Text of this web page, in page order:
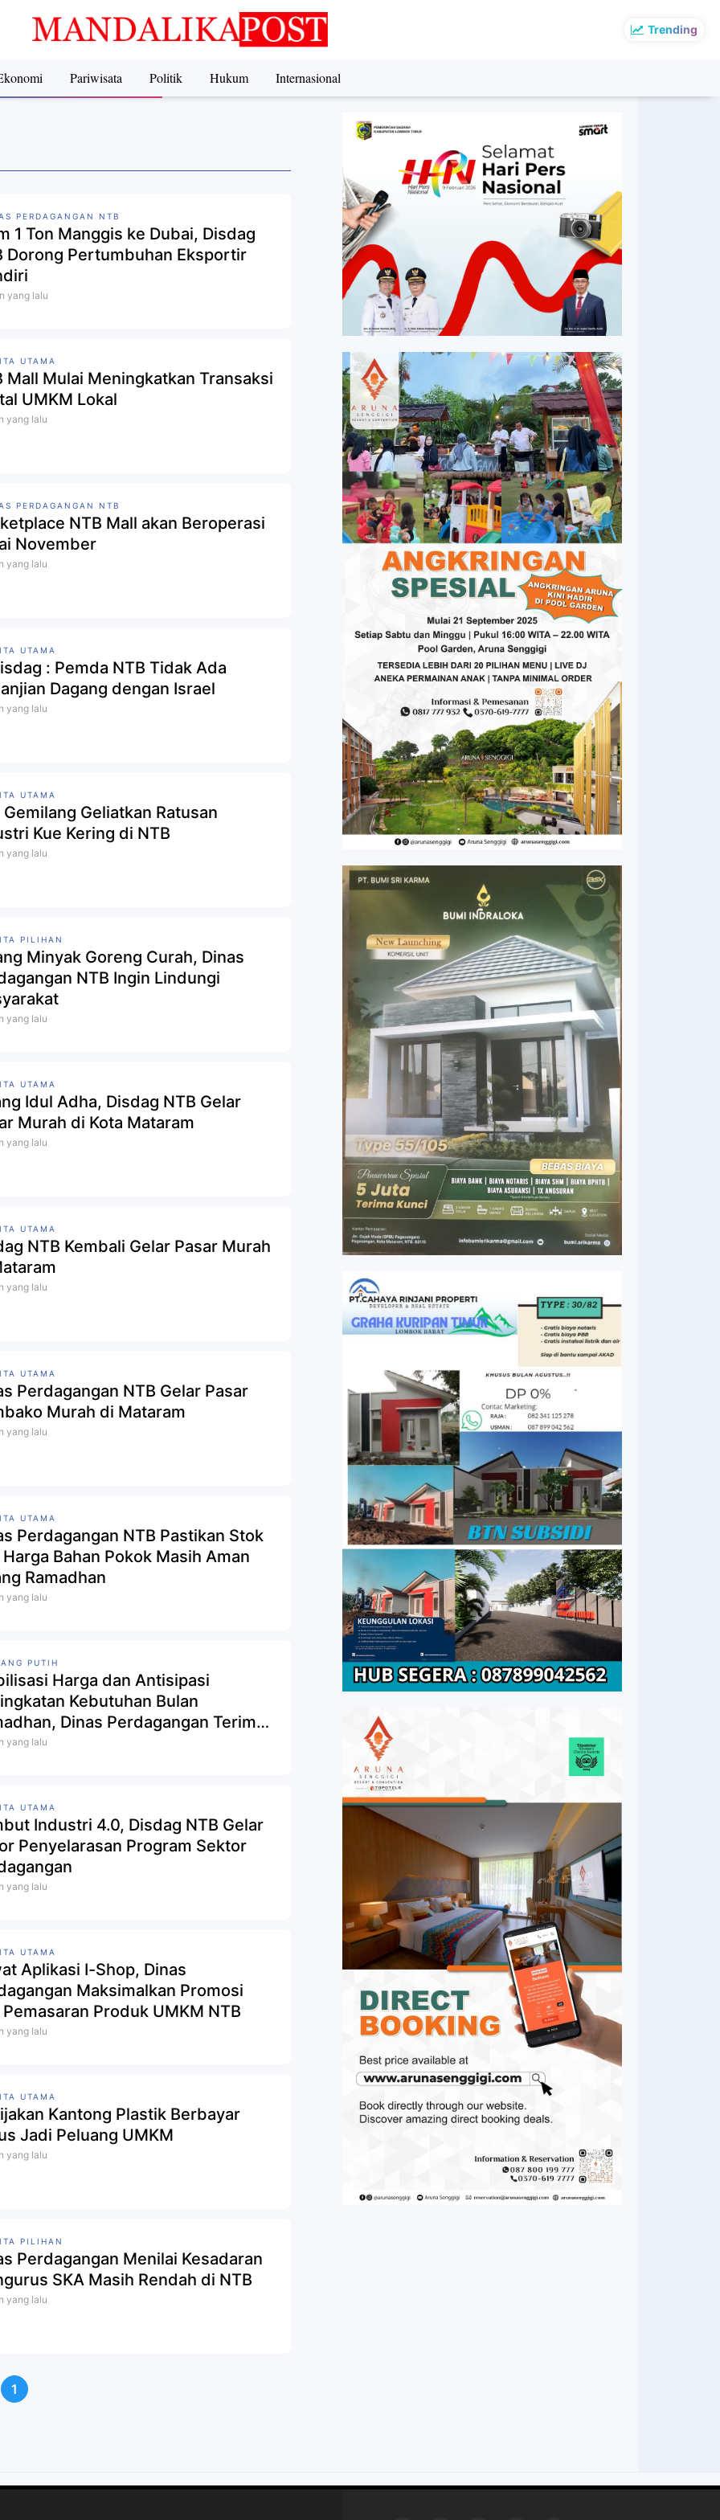
Trending
Pariwisata Politik Hukum Internasional
PERDAGANGAN NTB
1 Ton Manggis ke Dubai, Disdag
Dorong Pertumbuhan Eksportir
yang lalu
UTAMA
Mall Mulai Meningkatkan Transaksi
UMKM Lokal
yang lalu
PERDAGANGAN NTB
NTB Mall akan Beroperasi
November
yang lalu
UTAMA
: Pemda NTB Tidak Ada
Dagang dengan Israel
yang lalu
UTAMA
Gemilang Geliatkan Ratusan
Kue Kering di NTB
yang lalu
PILIHAN
Minyak Goreng Curah, Dinas
NTB Ingin Lindungi
yang lalu
UTAMA
Idul Adha, Disdag NTB Gelar
Murah di Kota Mataram
yang lalu
UTAMA
NTB Kembali Gelar Pasar Murah
yang lalu
UTAMA
Perdagangan NTB Gelar Pasar
Murah di Mataram
yang lalu
UTAMA
Perdagangan NTB Pastikan Stok
Bahan Pokok Masih Aman
Ramadhan
yang lalu
PUTIH
Harga dan Antisipasi
Kebutuhan Bulan
Dinas Perdagangan Terima
Putih Impor Masuk NTB
yang lalu
UTAMA
Industri 4.0, Disdag NTB Gelar
Penyelarasan Program Sektor
yang lalu
UTAMA
Aplikasi I-Shop, Dinas
Maksimalkan Promosi
Produk UMKM NTB
yang lalu
UTAMA
Kantong Plastik Berbayar
Jadi Peluang UMKM
yang lalu
PILIHAN
Perdagangan Menilai Kesadaran
SKA Masih Rendah di NTB
yang lalu
1